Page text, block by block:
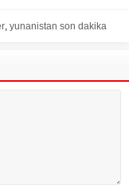
, yunanistan son dakika